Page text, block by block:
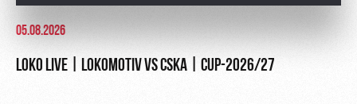
05.08.2026
LOKO LIVE | LOKOMOTIV VS CSKA | CUP-2026/27